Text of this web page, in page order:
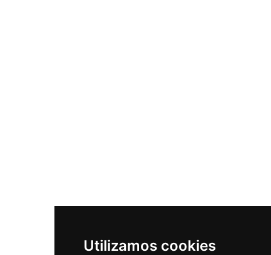
Utilizamos cookies